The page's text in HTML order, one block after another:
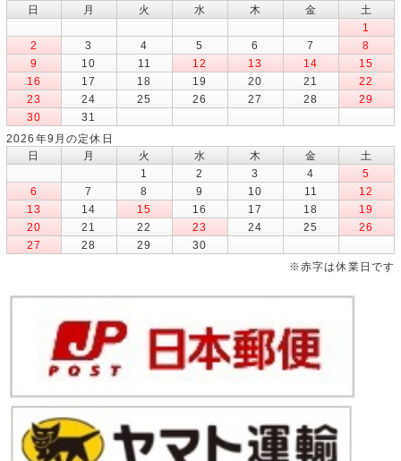
日
月 火 水 木 金
土
1
2
3 4 5 6 7
8
9
10 11 12 13 14
15
16
17 18 19 20 21
22
23
24 25 26 27 28
29
30
31
2026年9月の定休日
日
月 火 水 木 金
土
1
2 3 4
5
6
7 8 9 10 11
12
13
14 15 16 17 18
19
20
21 22 23 24 25
26
27
28 29
30
※赤字は休業日です